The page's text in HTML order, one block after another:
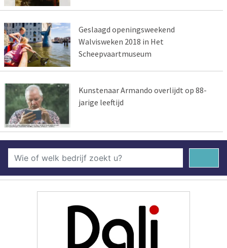
Geslaagd openingsweekend
Walvisweken 2018 in Het
Scheepvaartmuseum
Kunstenaar Armando overlijdt op 88-
jarige leeftijd